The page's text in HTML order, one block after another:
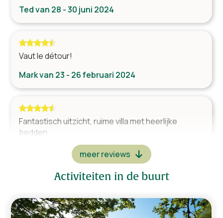
Parkeren direct bij de woning
Aangelegde tuin
Ligging
Dichtbij supermarkt
Bij een golfbaan
Landelijk
Ted van 28 - 30 juni 2024
Vaut le détour!
Mark van 23 - 26 februari 2024
Fantastisch uitzicht, ruime villa met heerlijke
bedden
Miranda van 29 верасня - 2 oktober 2023
"We hebben genoten in deze prachtige villa."
meer reviews
Activiteiten in de buurt